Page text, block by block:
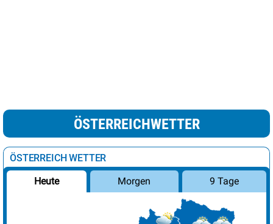
ÖSTERREICHWETTER
ÖSTERREICH WETTER
Heute Morgen 9 Tage